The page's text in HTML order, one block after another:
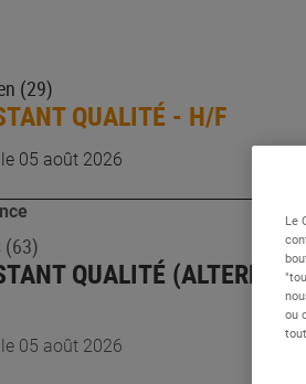
(29)
QUALITÉ - H/F
05 août 2026
(63)
QUALITÉ
05 août 2026
Le
ou